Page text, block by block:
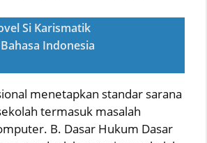
Si Karismatik
Indonesia
menetapkan standar sarana
termasuk masalah
B. Dasar Hukum Dasar